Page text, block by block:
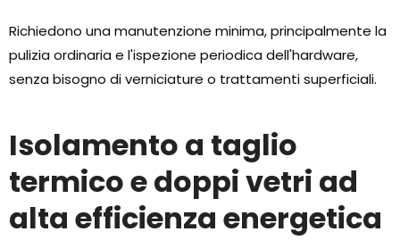
Richiedono una manutenzione minima, principalmente la
pulizia ordinaria e l'ispezione periodica dell'hardware,
senza bisogno di verniciature o trattamenti superficiali.
Isolamento a taglio
termico e doppi vetri ad
alta efficienza energetica